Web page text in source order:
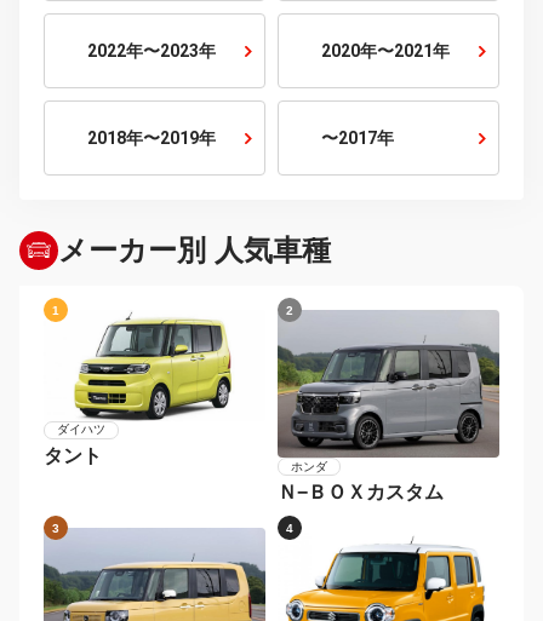
7人乗り 10人乗り
排気量から探す
800cc以下 800cc〜1500cc
1500cc〜2000cc 2000cc〜2500cc
2500cc〜3000cc 3000cc以上
年式から探す
2024年〜2025年
2022年〜2023年 2020年〜2021年